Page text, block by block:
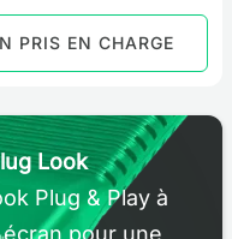
PRIS EN CHARGE
Look
Plug & Play à
pour une